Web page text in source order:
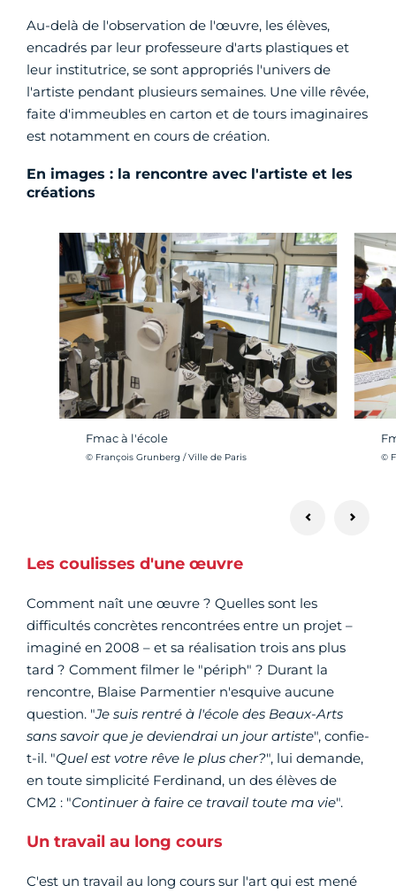
Au-delà de l'observation de l'œuvre, les élèves,
encadrés par leur professeure d'arts plastiques et
leur institutrice, se sont appropriés l'univers de
l'artiste pendant plusieurs semaines. Une ville rêvée,
faite d'immeubles en carton et de tours imaginaires
est notamment en cours de création.
En images : la rencontre avec l'artiste et les
créations
Fmac à l'école
Crédit photo :
© François Grunberg / Ville de Paris ©
Les coulisses d'une œuvre
Comment naît une œuvre ? Quelles sont les
difficultés concrètes rencontrées entre un projet –
imaginé en 2008 – et sa réalisation trois ans plus
tard ? Comment filmer le "périph" ? Durant la
rencontre, Blaise Parmentier n'esquive aucune
question. "Je suis rentré à l'école des Beaux-Arts
sans savoir que je deviendrai un jour artiste", confie-
t-il. "Quel est votre rêve le plus cher?", lui demande,
en toute simplicité Ferdinand, un des élèves de
CM2 : "Continuer à faire ce travail toute ma vie".
Un travail au long cours
C'est un travail au long cours sur l'art qui est mené